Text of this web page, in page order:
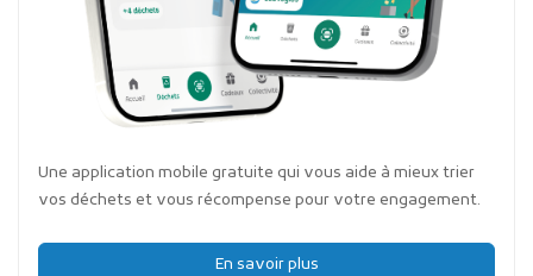
Une application mobile gratuite qui vous aide à mieux trier
vos déchets et vous récompense pour votre engagement.
En savoir plus